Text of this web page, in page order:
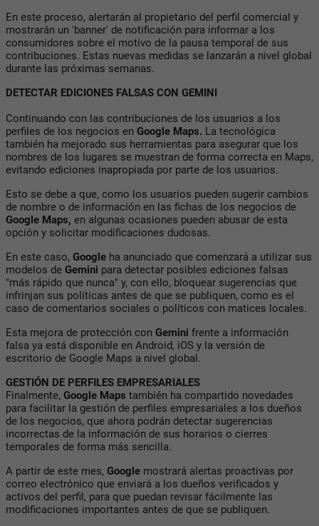
En este proceso, alertarán al propietario del perfil comercial y
mostrarán un 'banner' de notificación para informar a los
consumidores sobre el motivo de la pausa temporal de sus
contribuciones. Estas nuevas medidas se lanzarán a nivel global
durante las próximas semanas.
DETECTAR EDICIONES FALSAS CON GEMINI
Continuando con las contribuciones de los usuarios a los
perfiles de los negocios en Google Maps. La tecnológica
también ha mejorado sus herramientas para asegurar que los
nombres de los lugares se muestran de forma correcta en Maps,
evitando ediciones inapropiada por parte de los usuarios.
Esto se debe a que, como los usuarios pueden sugerir cambios
de nombre o de información en las fichas de los negocios de
Google Maps, en algunas ocasiones pueden abusar de esta
opción y solicitar modificaciones dudosas.
En este caso, Google ha anunciado que comenzará a utilizar sus
modelos de Gemini para detectar posibles ediciones falsas
"más rápido que nunca" y, con ello, bloquear sugerencias que
infrinjan sus políticas antes de que se publiquen, como es el
caso de comentarios sociales o políticos con matices locales.
Esta mejora de protección con Gemini frente a información
falsa ya está disponible en Android, iOS y la versión de
escritorio de Google Maps a nivel global.
GESTIÓN DE PERFILES EMPRESARIALES
Finalmente, Google Maps también ha compartido novedades
para facilitar la gestión de perfiles empresariales a los dueños
de los negocios, que ahora podrán detectar sugerencias
incorrectas de la información de sus horarios o cierres
temporales de forma más sencilla.
A partir de este mes, Google mostrará alertas proactivas por
correo electrónico que enviará a los dueños verificados y
activos del perfil, para que puedan revisar fácilmente las
modificaciones importantes antes de que se publiquen.